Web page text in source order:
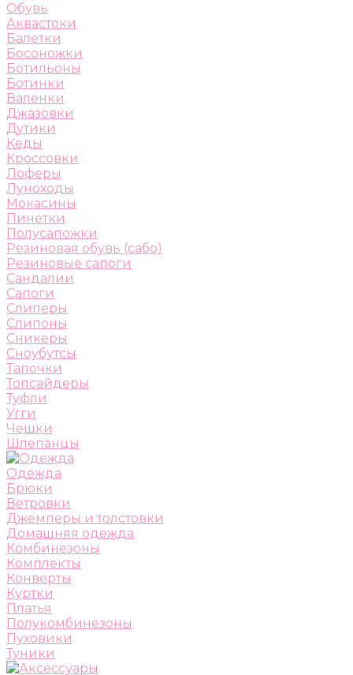
Обувь
Аквастоки
Балетки
Босоножки
Ботильоны
Ботинки
Валенки
Джазовки
Дутики
Кеды
Кроссовки
Лоферы
Луноходы
Мокасины
Пинетки
Полусапожки
Резиновая обувь (сабо)
Резиновые сапоги
Сандалии
Сапоги
Слиперы
Слипоны
Сникеры
Сноубутсы
Тапочки
Топсайдеры
Туфли
Угги
Чешки
Шлепанцы
Одежда
Брюки
Ветровки
Джемперы и толстовки
Домашняя одежда
Комбинезоны
Комплекты
Конверты
Куртки
Платья
Полукомбинезоны
Пуховики
Туники